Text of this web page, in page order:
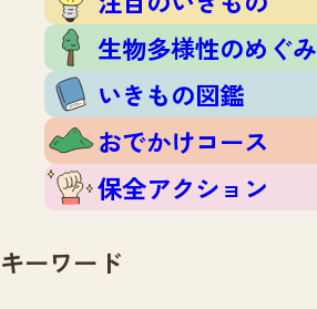
生物多様性のめぐみ
いきもの図鑑
おでかけコース
保全アクション
キーワード